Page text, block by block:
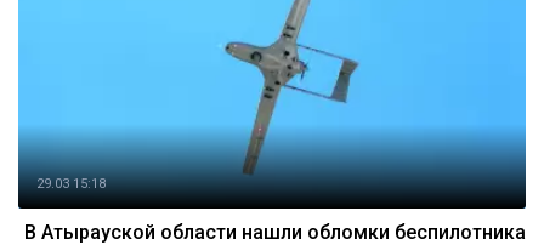
29.03 15:18
В Атырауской области нашли обломки беспилотника